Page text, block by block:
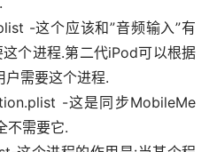
-这个应该和”音频输入”有
个进程.第二代iPod可以根据
户需要这个进程.
-这是同步MobileMe
不需要它.